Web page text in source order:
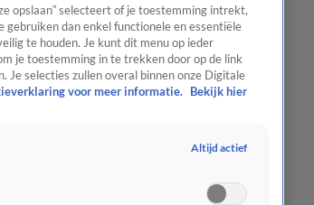
opslaan” selecteert of je toestemming intrekt,
dan enkel functionele en essentiële
te houden. Je kunt dit menu op ieder
je toestemming in te trekken door op de link
Je selecties zullen overal binnen onze Digitale
voor meer informatie.
Bekijk hier
Altijd actief